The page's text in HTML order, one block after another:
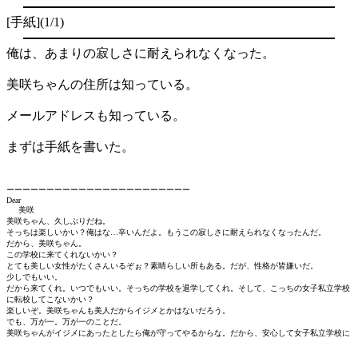
[手紙](1/1)
俺は、あまりの寂しさに耐えられなくなった。
美咲ちゃんの住所は知っている。
メールアドレスも知っている。
まずは手紙を書いた。
ーーーーーーーーーーーーーーーーーーーーーーー
Dear
美咲
美咲ちゃん、久しぶりだね。
そっちは楽しいかい？俺はな…辛いんだよ。もうこの寂しさに耐えられなくなったんだ。
だから、美咲ちゃん。
この学校に来てくれないかい？
とても美しい女性がたくさんいるぞぉ？素晴らしい所もある。だが、性格が皆嫌いだ。
少しでもいい。
だから来てくれ。いつでもいい。そっちの学校を退学してくれ。そして、こっちの女子私立学校
に転校してこないかい？
楽しいぞ。美咲ちゃんも美人だからイジメとかはないだろう。
でも、万が一。万が一のことだ。
美咲ちゃんがイジメにあったとしたら俺が守ってやるからな。だから、安心して女子私立学校に